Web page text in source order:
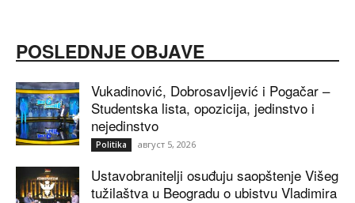
POSLEDNJE OBJAVE
Vukadinović, Dobrosavljević i Pogačar –
Studentska lista, opozicija, jedinstvo i
nejedinstvo
Politika август 5, 2026
Ustavobranitelji osuđuju saopštenje Višeg
tužilaštva u Beogradu o ubistvu Vladimira